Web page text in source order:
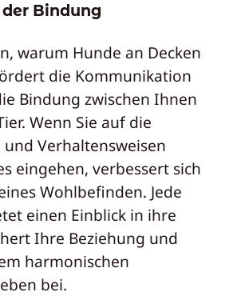
Bindung
warum Hunde an Decken
die Kommunikation
Bindung zwischen Ihnen
Wenn Sie auf die
Verhaltensweisen
eingehen, verbessert sich
Wohlbefinden. Jede
einen Einblick in ihre
Ihre Beziehung und
harmonischen
bei.